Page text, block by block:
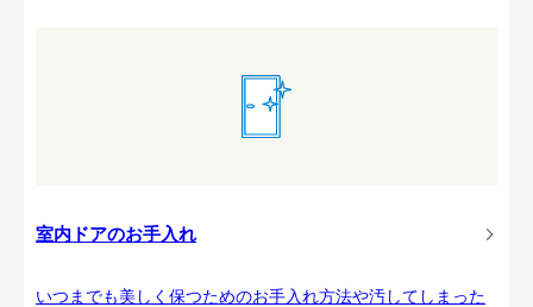
室内ドアのお手入れ
いつまでも美しく保つためのお手入れ方法や汚してしまった